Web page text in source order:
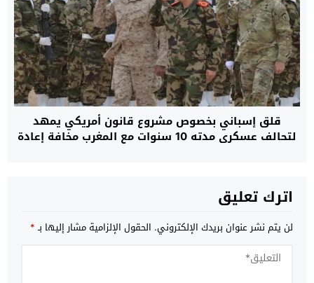
قلق إسباني بخصوص مشروع قانون أمريكي يمهد
لتحالف عسكري مدته 10 سنوات مع المغرب مخافة إعادة
اترك تعليق
لن يتم نشر عنوان بريدك الإلكتروني. الحقول الإلزامية مشار إليها بـ*